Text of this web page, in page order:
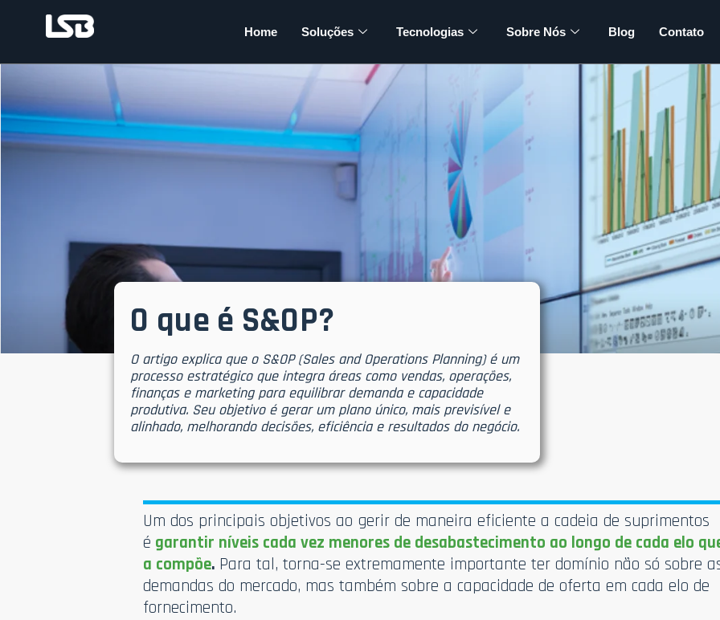
Home Soluções Tecnologias Sobre Nós Blog Contato
O que é S&OP?
O artigo explica que o S&OP (Sales and Operations Planning) é um
processo estratégico que integra áreas como vendas, operações,
finanças e marketing para equilibrar demanda e capacidade
produtiva. Seu objetivo é gerar um plano único, mais previsível e
alinhado, melhorando decisões, eficiência e resultados do negócio.
Um dos principais objetivos ao gerir de maneira eficiente a cadeia de suprimentos
é garantir níveis cada vez menores de desabastecimento ao longo de cada elo
a compõe. Para tal, torna-se extremamente importante ter domínio não só sobre
demandas do mercado, mas também sobre a capacidade de oferta em cada elo de
fornecimento.